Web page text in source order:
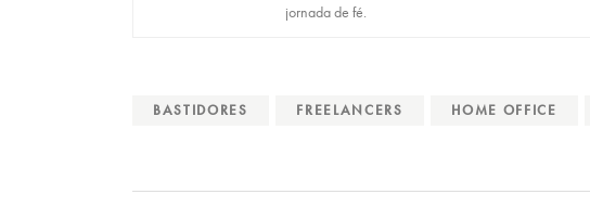
jornada de fé.
BASTIDORES FREELANCERS HOME OFFICE